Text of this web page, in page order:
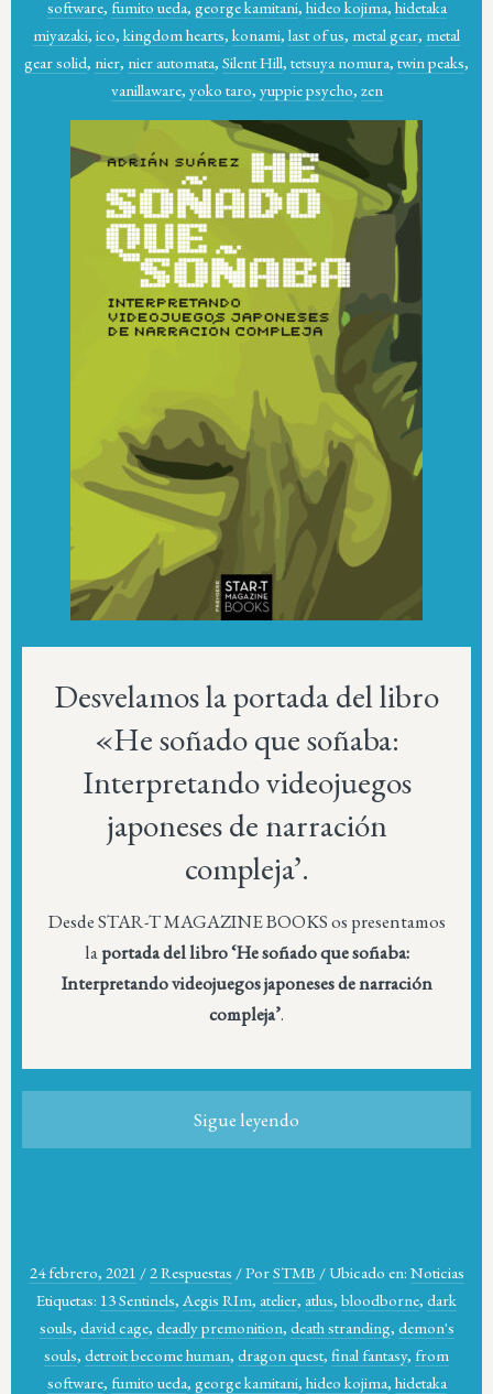
software, fumito ueda, george kamitani, hideo kojima, hidetaka
miyazaki, ico, kingdom hearts, konami, last of us, metal gear, metal
gear solid, nier, nier automata, Silent Hill, tetsuya nomura, twin peaks,
vanillaware, yoko taro, yuppie psycho, zen
Desvelamos la portada del libro
«He soñado que soñaba:
Interpretando videojuegos
japoneses de narración
compleja’.
Desde STAR-T MAGAZINE BOOKS os presentamos
laportada del libro ‘He soñado que soñaba:
Interpretando videojuegos japoneses de narración
compleja’.
Sigue leyendo
24 febrero, 2021 /2 Respuestas /PorSTMB / Ubicado en: Noticias
Etiquetas: 13 Sentinels, Aegis RIm, atelier, atlus, bloodborne, dark
souls, david cage, deadly premonition, death stranding, demon's
souls, detroit become human, dragon quest, final fantasy, from
software, fumito ueda, george kamitani, hideo kojima, hidetaka